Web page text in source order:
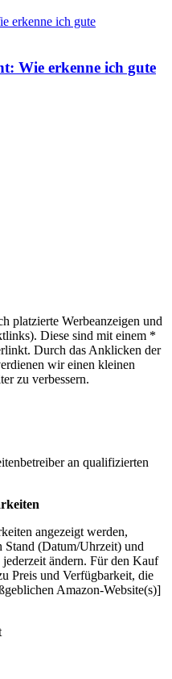
Wie erkenne ich gute
platzierte Werbeanzeigen und
Diese sind mit einem *
Durch das Anklicken der
wir einen kleinen
zu verbessern.
an qualifizierten
angezeigt werden,
Stand (Datum/Uhrzeit) und
ändern. Für den Kauf
Preis und Verfügbarkeit, die
Amazon-Website(s)]